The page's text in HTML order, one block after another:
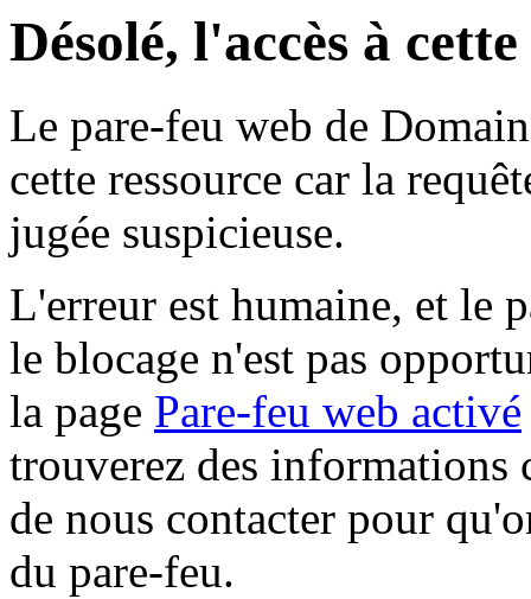
Désolé, l'accès à
Le pare-feu web de
cette ressource car la
jugée suspicieuse.
L'erreur est humaine, et le
le blocage n'est pas
la page Pare-feu web activé
trouverez des informations
de nous contacter pour
du pare-feu.